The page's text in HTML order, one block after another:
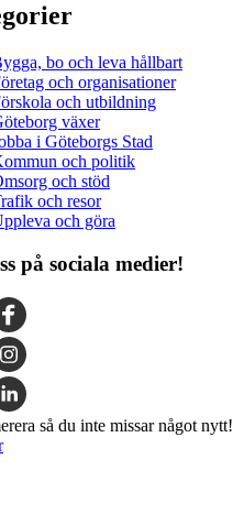
bo och leva hållbart
och organisationer
och utbildning
växer
i Göteborgs Stad
och politik
och stöd
och resor
och göra
på sociala medier!
så du inte missar något nytt!